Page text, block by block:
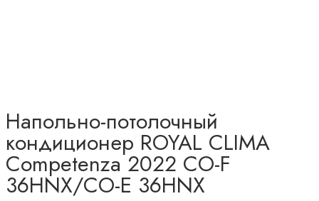
Напольно-потолочный
кондиционер ROYAL CLIMA
Competenza 2022 CO-F
36HNX/CO-E 36HNX